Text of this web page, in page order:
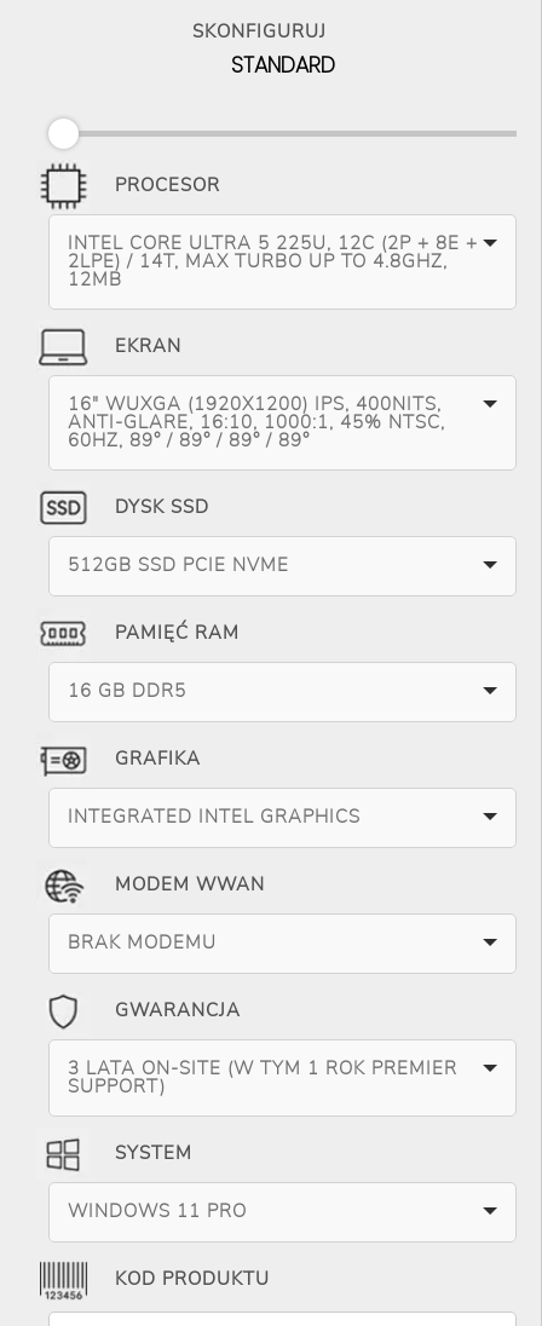
SKONFIGURUJ
STANDARD
PROCESOR
INTEL CORE ULTRA 5 225U, 12C (2P + 8E +
2LPE) / 14T, MAX TURBO UP TO 4.8GHZ,
12MB
EKRAN
16" WUXGA (1920X1200) IPS, 400NITS,
ANTI-GLARE, 16:10, 1000:1, 45% NTSC,
60HZ, 89° / 89° / 89° / 89°
DYSK SSD
512GB SSD PCIE NVME
PAMIĘĆ RAM
16 GB DDR5
GRAFIKA
INTEGRATED INTEL GRAPHICS
MODEM WWAN
BRAK MODEMU
GWARANCJA
3 LATA ON-SITE (W TYM 1 ROK PREMIER
SUPPORT)
SYSTEM
WINDOWS 11 PRO
KOD PRODUKTU